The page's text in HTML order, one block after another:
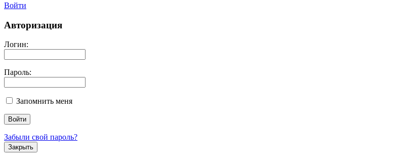
Войти
Авторизация
Логин:
Пароль:
Запомнить меня
Забыли свой пароль?
Закрыть